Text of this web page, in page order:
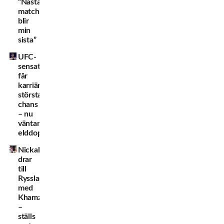
”Nästa
match
blir
min
sista”
UFC-
sensationen
får
karriärens
största
chans
– nu
väntar
elddopet
Nickal
drar
till
Ryssland
med
Khamzat
–
ställs